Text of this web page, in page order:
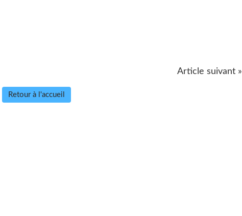
Article suivant »
Retour à l'accueil